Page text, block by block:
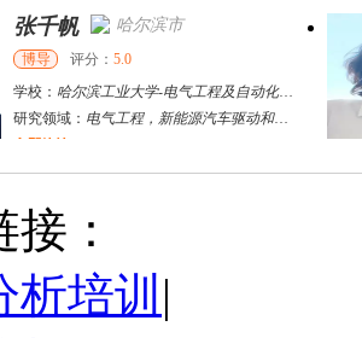
张千帆 哈尔滨市
博导 评分： 5.0
学校： 哈尔滨工业大学-电气工程及自动化学院
研究领域： 电气工程，新能源汽车驱动和充电
立即咨询
何斌锋 苏州市
其他
学校：南京大学
立即咨询
：
析培训 |